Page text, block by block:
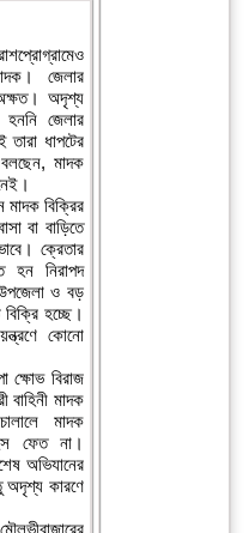
জেলার
অদৃশ্য
হননি জেলার
তারা ধাপটের
মাদক
মাদক বিক্রির
বা বাড়িতে
ক্রেতার
হন নিরাপদ
ও বড়
হচ্ছে।
কোনো
ক্ষোভ বিরাজ
মাদক
মাদক
ফেত না।
অভিযানের
অদৃশ্য কারণে